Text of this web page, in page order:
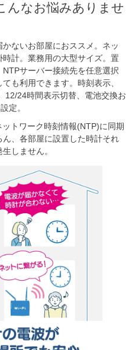
んなお悩みありませ
ないお部屋におススメ。ネッ
時計。業務用の大型サイズ。置
サーバー接続先を任意選択
も利用できます。時刻表示、
12/24時間表示切替、電池交換お
定。
トワーク時刻情報(NTP)に同期
、各部屋に設置した時計それ
しません。